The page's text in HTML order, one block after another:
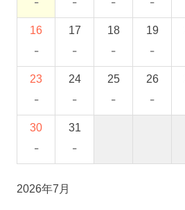
16
-
17
-
18
-
19
-
23
-
24
-
25
-
26
-
30
-
31
-
2026年7月